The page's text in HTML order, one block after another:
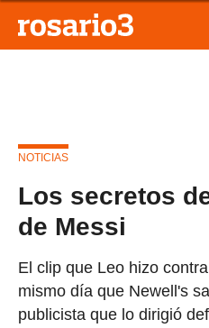
NOTICIAS
Los secretos
de Messi
El clip que Leo hizo
mismo día que Newell's
publicista que lo dirigió